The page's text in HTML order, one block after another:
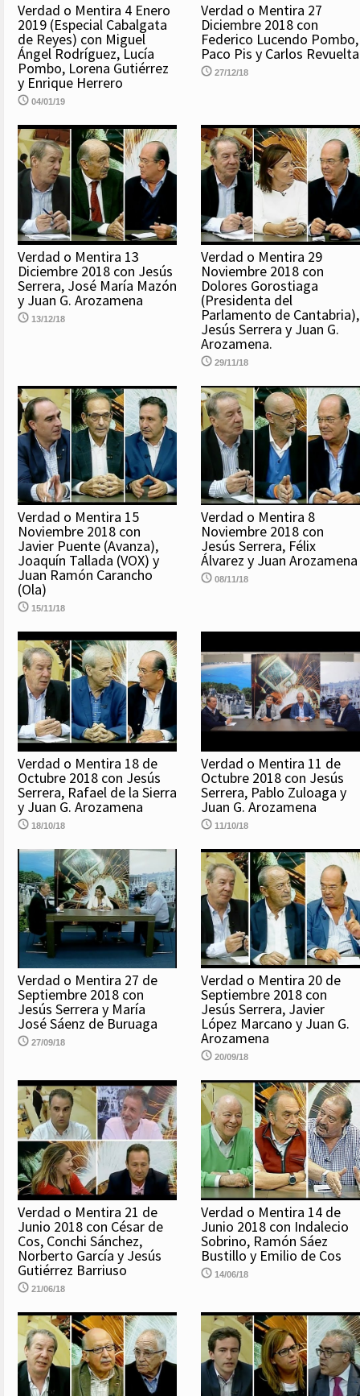
Verdad o Mentira 4 Enero
2019 (Especial Cabalgata
de Reyes) con Miguel
Ángel Rodríguez, Lucía
Pombo, Lorena Gutiérrez
y Enrique Herrero
04/01/19
Verdad o Mentira 27
Diciembre 2018 con
Federico Lucendo Pombo,
Paco Pis y Carlos Revuelta
27/12/18
Verdad o Mentira 13
Diciembre 2018 con Jesús
Serrera, José María Mazón
y Juan G. Arozamena
13/12/18
Verdad o Mentira 29
Noviembre 2018 con
Dolores Gorostiaga
(Presidenta del
Parlamento de Cantabria),
Jesús Serrera y Juan G.
Arozamena.
29/11/18
Verdad o Mentira 15
Noviembre 2018 con
Javier Puente (Avanza),
Joaquín Tallada (VOX) y
Juan Ramón Carancho
(Ola)
15/11/18
Verdad o Mentira 8
Noviembre 2018 con
Jesús Serrera, Félix
Álvarez y Juan Arozamena
08/11/18
Verdad o Mentira 18 de
Octubre 2018 con Jesús
Serrera, Rafael de la Sierra
y Juan G. Arozamena
18/10/18
Verdad o Mentira 11 de
Octubre 2018 con Jesús
Serrera, Pablo Zuloaga y
Juan G. Arozamena
11/10/18
Verdad o Mentira 27 de
Septiembre 2018 con
Jesús Serrera y María
José Sáenz de Buruaga
27/09/18
Verdad o Mentira 20 de
Septiembre 2018 con
Jesús Serrera, Javier
López Marcano y Juan G.
Arozamena
20/09/18
Verdad o Mentira 21 de
Junio 2018 con César de
Cos, Conchi Sánchez,
Norberto García y Jesús
Gutiérrez Barriuso
21/06/18
Verdad o Mentira 14 de
Junio 2018 con Indalecio
Sobrino, Ramón Sáez
Bustillo y Emilio de Cos
14/06/18